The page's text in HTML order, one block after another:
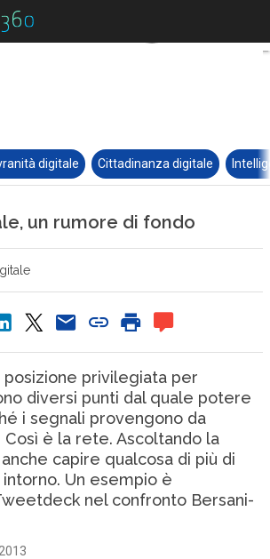
digitale Cittadinanza digitale
un rumore di fondo
posizione privilegiata per
diversi punti dal quale potere
i segnali provengono da
Così è la rete. Ascoltando la
capire qualcosa di più di
Un esempio è
nel confronto Bersani-